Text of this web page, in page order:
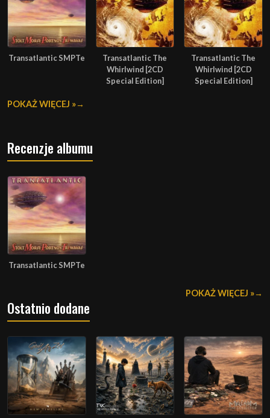
Transatlantic SMPTe
Transatlantic The
Whirlwind [2CD
Special Edition]
Transatlantic The
Whirlwind [2CD
Special Edition]
POKAŻ WIĘCEJ »
Recenzje albumu
Transatlantic SMPTe
POKAŻ WIĘCEJ »
Ostatnio dodane